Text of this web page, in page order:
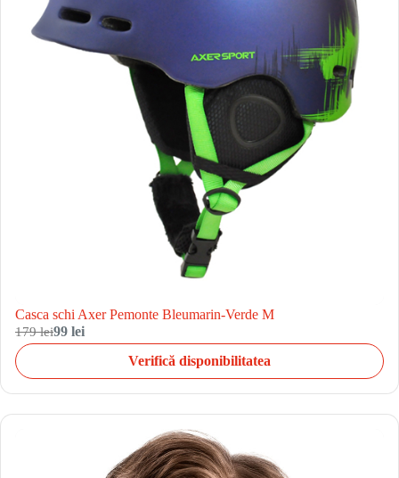
Casca schi Axer Pemonte Bleumarin-Verde M
179 lei99 lei
Verifică disponibilitatea